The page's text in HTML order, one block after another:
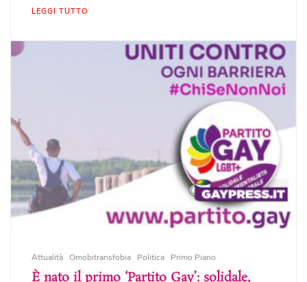
LEGGI TUTTO
Attualità Omobitransfobia Politica Primo Piano
È nato il primo ‘Partito Gay’: solidale,